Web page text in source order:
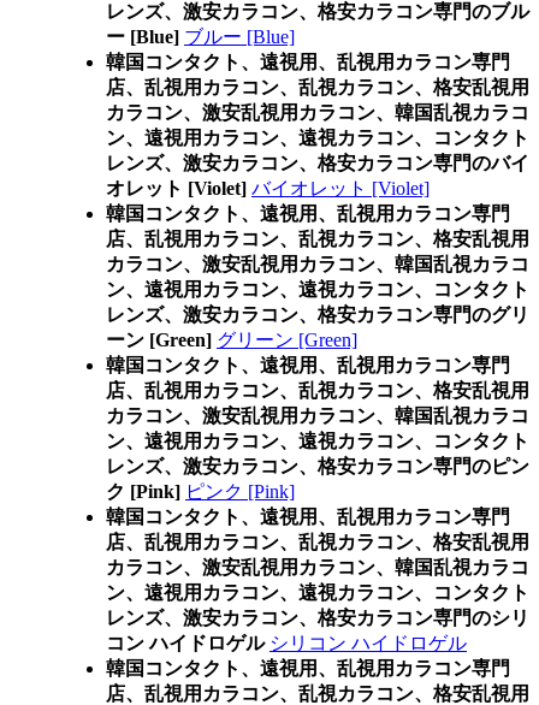
レンズ、激安カラコン、格安カラコン専門のブル
ー [Blue] ブルー [Blue]
韓国コンタクト、遠視用、乱視用カラコン専門
店、乱視用カラコン、乱視カラコン、格安乱視用
カラコン、激安乱視用カラコン、韓国乱視カラコ
ン、遠視用カラコン、遠視カラコン、コンタクト
レンズ、激安カラコン、格安カラコン専門のバイ
オレット [Violet] バイオレット [Violet]
韓国コンタクト、遠視用、乱視用カラコン専門
店、乱視用カラコン、乱視カラコン、格安乱視用
カラコン、激安乱視用カラコン、韓国乱視カラコ
ン、遠視用カラコン、遠視カラコン、コンタクト
レンズ、激安カラコン、格安カラコン専門のグリ
ーン [Green] グリーン [Green]
韓国コンタクト、遠視用、乱視用カラコン専門
店、乱視用カラコン、乱視カラコン、格安乱視用
カラコン、激安乱視用カラコン、韓国乱視カラコ
ン、遠視用カラコン、遠視カラコン、コンタクト
レンズ、激安カラコン、格安カラコン専門のピン
ク [Pink] ピンク [Pink]
韓国コンタクト、遠視用、乱視用カラコン専門
店、乱視用カラコン、乱視カラコン、格安乱視用
カラコン、激安乱視用カラコン、韓国乱視カラコ
ン、遠視用カラコン、遠視カラコン、コンタクト
レンズ、激安カラコン、格安カラコン専門のシリ
コン ハイドロゲル シリコン ハイドロゲル
韓国コンタクト、遠視用、乱視用カラコン専門
店、乱視用カラコン、乱視カラコン、格安乱視用